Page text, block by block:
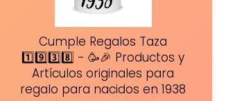
Cumple Regalos Taza
1️⃣9️⃣3️⃣8️⃣ - 🥳🎉 Productos y
Artículos originales para
regalo para nacidos en 1938